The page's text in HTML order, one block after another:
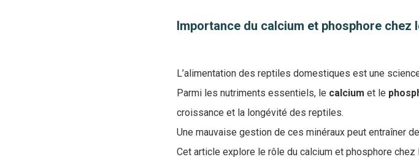
Importance du calcium et phosphore chez
L’alimentation des reptiles domestiques est une
Parmi les nutriments essentiels, le calcium et le
croissance et la longévité des reptiles.
Une mauvaise gestion de ces minéraux peut entraîner
Cet article explore le rôle du calcium et phosphore